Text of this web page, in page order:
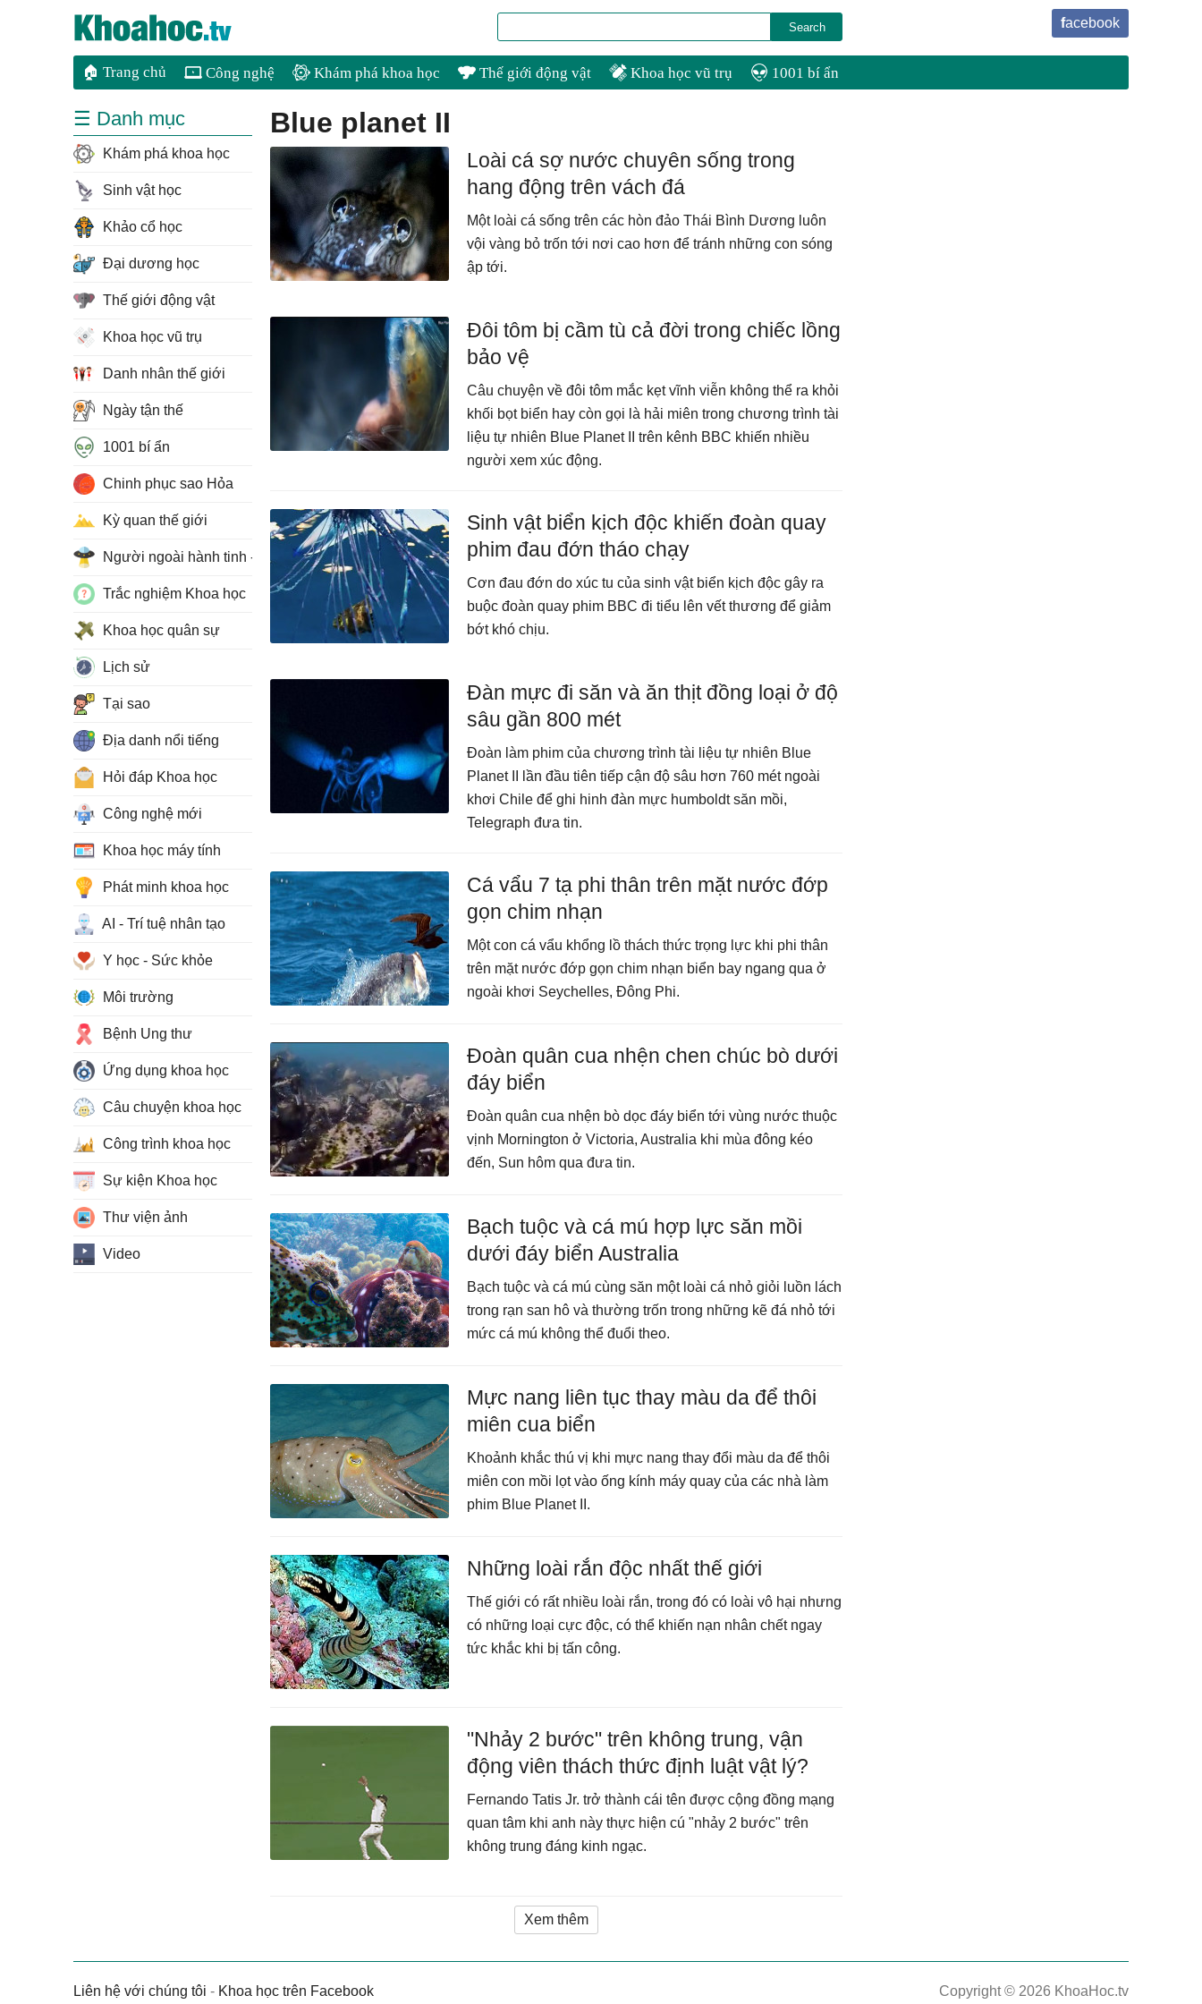
facebook
🏠 Trang chủ Công nghệ Khám phá khoa học Thế giới động vật Khoa học vũ trụ 1001 bí ẩn
blue planet II
Loài cá sợ nước chuyên sống trong
hang động trên vách đá
Một loài cá sống trên các hòn đảo Thái Bình Dương luôn
vội vàng bỏ trốn tới nơi cao hơn để tránh những con sóng
ập tới.
Đôi tôm bị cầm tù cả đời trong chiếc lồng
bảo vệ
Câu chuyện về đôi tôm mắc kẹt vĩnh viễn không thể ra khỏi
khối bọt biển hay còn gọi là hải miên trong chương trình tài
liệu tự nhiên Blue Planet II trên kênh BBC khiến nhiều
người xem xúc động.
Sinh vật biển kịch độc khiến đoàn quay
phim đau đớn tháo chạy
Cơn đau đớn do xúc tu của sinh vật biển kịch độc gây ra
buộc đoàn quay phim BBC đi tiểu lên vết thương để giảm
bớt khó chịu.
Đàn mực đi săn và ăn thịt đồng loại ở độ
sâu gần 800 mét
Đoàn làm phim của chương trình tài liệu tự nhiên Blue
Planet II lần đầu tiên tiếp cận độ sâu hơn 760 mét ngoài
khơi Chile để ghi hinh đàn mực humboldt săn mồi,
Telegraph đưa tin.
Cá vẩu 7 tạ phi thân trên mặt nước đớp
gọn chim nhạn
Một con cá vẩu khổng lồ thách thức trọng lực khi phi thân
trên mặt nước đớp gọn chim nhạn biển bay ngang qua ở
ngoài khơi Seychelles, Đông Phi.
Đoàn quân cua nhện chen chúc bò dưới
đáy biển
Đoàn quân cua nhện bò dọc đáy biển tới vùng nước thuộc
vịnh Mornington ở Victoria, Australia khi mùa đông kéo
đến, Sun hôm qua đưa tin.
Bạch tuộc và cá mú hợp lực săn mồi
dưới đáy biển Australia
Bạch tuộc và cá mú cùng săn một loài cá nhỏ giỏi luồn lách
trong rạn san hô và thường trốn trong những kẽ đá nhỏ tới
mức cá mú không thể đuổi theo.
Mực nang liên tục thay màu da để thôi
miên cua biển
Khoảnh khắc thú vị khi mực nang thay đổi màu da để thôi
miên con mồi lọt vào ống kính máy quay của các nhà làm
phim Blue Planet II.
Những loài rắn độc nhất thế giới
Thế giới có rất nhiều loài rắn, trong đó có loài vô hại nhưng
có những loại cực độc, có thể khiến nạn nhân chết ngay
tức khắc khi bị tấn công.
"Nhảy 2 bước" trên không trung, vận
động viên thách thức định luật vật lý?
Fernando Tatis Jr. trở thành cái tên được cộng đồng mạng
quan tâm khi anh này thực hiện cú "nhảy 2 bước" trên
không trung đáng kinh ngạc.
Xem thêm
☰ Danh mục
Khám phá khoa học
Sinh vật học
Khảo cổ học
Đại dương học
Thế giới động vật
Khoa học vũ trụ
Danh nhân thế giới
Ngày tận thế
1001 bí ẩn
Chinh phục sao Hỏa
Kỳ quan thế giới
Người ngoài hành tinh - UFO
Trắc nghiệm Khoa học
Khoa học quân sự
Lịch sử
Tại sao
Địa danh nổi tiếng
Hỏi đáp Khoa học
Công nghệ mới
Khoa học máy tính
Phát minh khoa học
AI - Trí tuệ nhân tạo
Y học - Sức khỏe
Môi trường
Bệnh Ung thư
Ứng dụng khoa học
Câu chuyện khoa học
Công trình khoa học
Sự kiện Khoa học
Thư viện ảnh
Video
Liên hệ với chúng tôi - Khoa học trên Facebook Copyright © 2026 KhoaHoc.tv